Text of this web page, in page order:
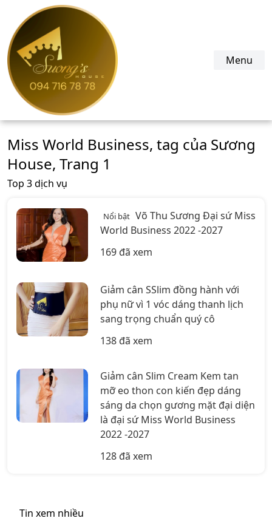
suonghouse.com
Menu
Miss World Business, tag của Sương
House, Trang 1
Top 3 dịch vụ
Nổi bật Võ Thu Sương Đại sứ Miss
World Business 2022 -2027
169 đã xem
Giảm cân SSlim đồng hành với
phụ nữ vì 1 vóc dáng thanh lịch
sang trọng chuẩn quý cô
138 đã xem
Giảm cân Slim Cream Kem tan
mỡ eo thon con kiến đẹp dáng
sáng da chọn gương mặt đại diện
là đại sứ Miss World Business
2022 -2027
128 đã xem
Tin xem nhiều